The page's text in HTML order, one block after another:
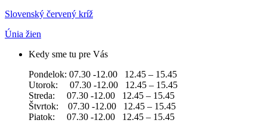
Slovenský červený kríž
Únia žien
Kedy sme tu pre Vás
Pondelok: 07.30 -12.00 12.45 – 15.45
Utorok: 07.30 -12.00 12.45 – 15.45
Streda: 07.30 -12.00 12.45 – 15.45
Štvrtok: 07.30 -12.00 12.45 – 15.45
Piatok: 07.30 -12.00 12.45 – 15.45